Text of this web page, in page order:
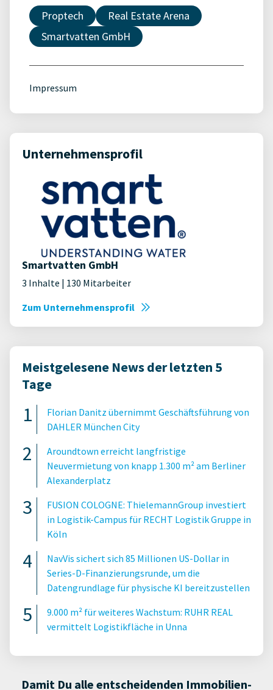
Proptech
Real Estate Arena
Smartvatten GmbH
Impressum
Unternehmensprofil
Smartvatten GmbH
3 Inhalte | 130 Mitarbeiter
Zum Unternehmensprofil
Meistgelesene News der letzten 5
Tage
Florian Danitz übernimmt Geschäftsführung von
DAHLER München City
Aroundtown erreicht langfristige
Neuvermietung von knapp 1.300 m² am Berliner
Alexanderplatz
FUSION COLOGNE: ThielemannGroup investiert
in Logistik-Campus für RECHT Logistik Gruppe in
Köln
NavVis sichert sich 85 Millionen US-Dollar in
Series-D-Finanzierungsrunde, um die
Datengrundlage für physische KI bereitzustellen
9.000 m² für weiteres Wachstum: RUHR REAL
vermittelt Logistikfläche in Unna
Damit Du alle entscheidenden Immobilien-